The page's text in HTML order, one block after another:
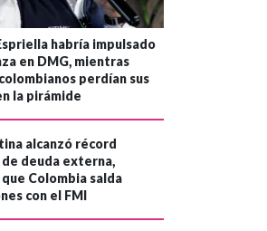
cambio
imputación por
habría impulsado
en DMG, mientras
perdían sus
la pirámide
alcanzó récord
deuda externa,
Colombia salda
con el FMI